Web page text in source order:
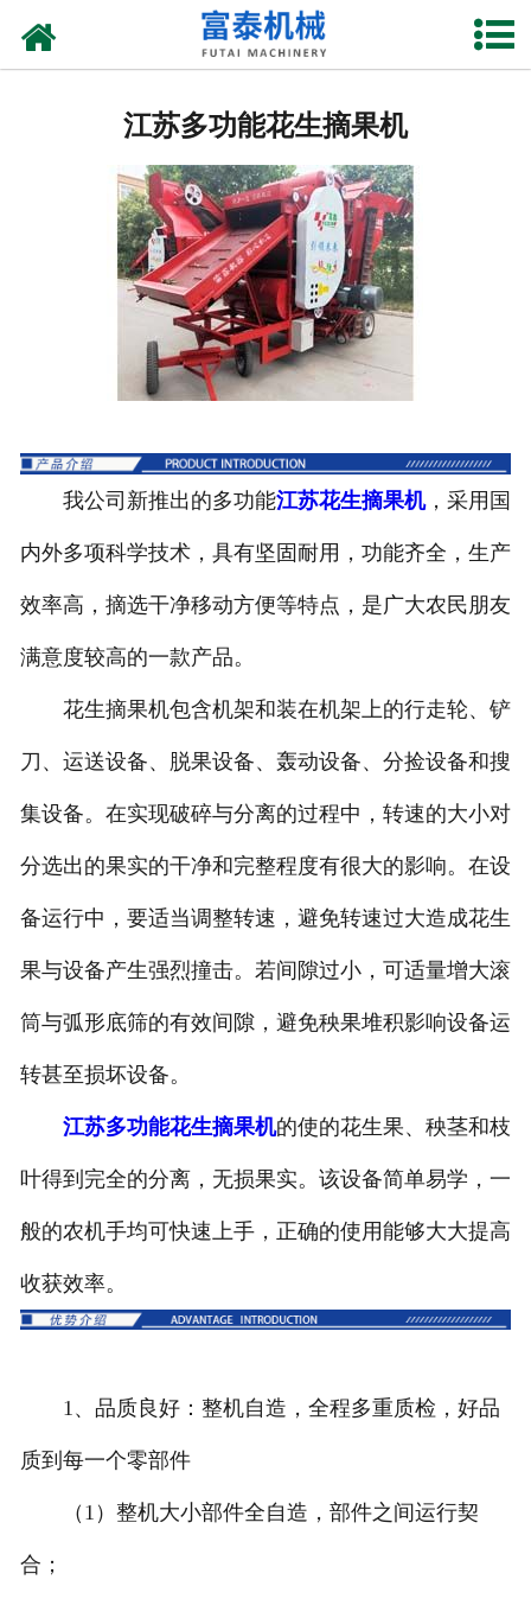
网站首页
江苏花生剥壳机
江苏玉米割台
江苏铡草机
江苏多功能花生摘果机
我公司新推出的多功能江苏花生摘果机，采用国
内外多项科学技术，具有坚固耐用，功能齐全，生产
效率高，摘选干净移动方便等特点，是广大农民朋友
满意度较高的一款产品。
花生摘果机包含机架和装在机架上的行走轮、铲
刀、运送设备、脱果设备、轰动设备、分捡设备和搜
集设备。在实现破碎与分离的过程中，转速的大小对
分选出的果实的干净和完整程度有很大的影响。在设
备运行中，要适当调整转速，避免转速过大造成花生
果与设备产生强烈撞击。若间隙过小，可适量增大滚
筒与弧形底筛的有效间隙，避免秧果堆积影响设备运
转甚至损坏设备。
江苏多功能花生摘果机的使的花生果、秧茎和枝
叶得到完全的分离，无损果实。该设备简单易学，一
般的农机手均可快速上手，正确的使用能够大大提高
收获效率。
1、品质良好：整机自造，全程多重质检，好品
质到每一个零部件
（1）整机大小部件全自造，部件之间运行契
合；